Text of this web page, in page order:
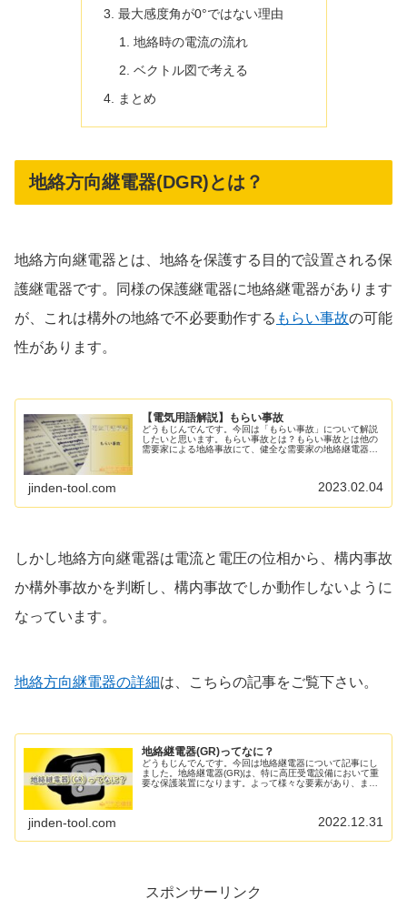
最大感度角が0°ではない理由
地絡時の電流の流れ
ベクトル図で考える
まとめ
地絡方向継電器(DGR)とは？
地絡方向継電器とは、地絡を保護する目的で設置される保
護継電器です。同様の保護継電器に地絡継電器があります
が、これは構外の地絡で不必要動作する もらい事故の可能
性があります。
【電気用語解説】もらい事故
どうもじんでんです。今回は「もらい事故」について解説
したいと思います。もらい事故とは？もらい事故とは他の
需要家による地絡事故にて、健全な需要家の地絡継電器が
jinden-tool.com 2023.02.04
しかし地絡方向継電器は電流と電圧の位相から、構内事故
か構外事故かを判断し、構内事故でしか動作しないように
なっています。
地絡方向継電器の詳細は、こちらの記事をご覧下さい。
地絡継電器(GR)ってなに？
どうもじんでんです。今回は地絡継電器について記事にし
ました。地絡継電器(GR)は、特に高圧受電設備において重
要な保護装置になります。よって様々な要素があり、まと
jinden-tool.com 2022.12.31
スポンサーリンク